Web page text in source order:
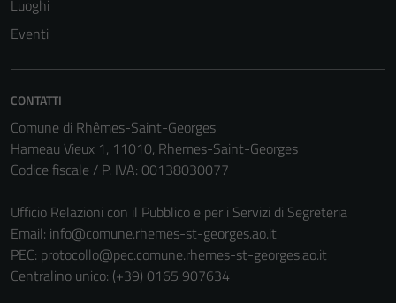
Luoghi
Eventi
CONTATTI
Comune di Rhêmes-Saint-Georges
Hameau Vieux 1, 11010, Rhemes-Saint-Georges
Codice fiscale / P. IVA: 00138030077
Ufficio Relazioni con il Pubblico e per i Servizi di Segreteria
Email: info@comune.rhemes-st-georges.ao.it
PEC: protocollo@pec.comune.rhemes-st-georges.ao.it
Centralino unico: (+39) 0165 907634